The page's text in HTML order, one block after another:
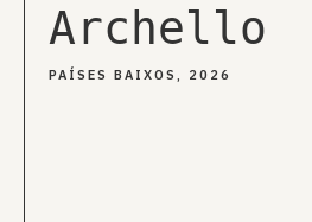
Archello
PAÍSES BAIXOS, 2026